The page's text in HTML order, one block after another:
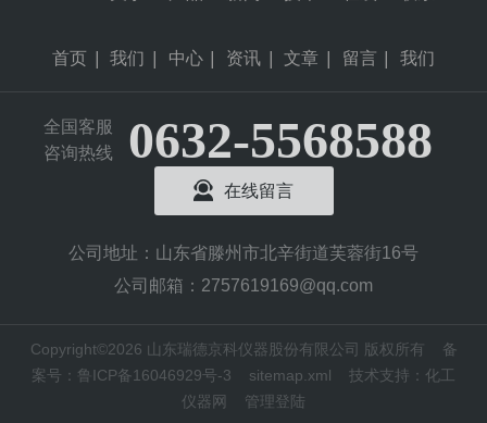
首页 我们 中心 资讯 文章 留言 我们
全国客服
咨询热线
0632-5568588
在线留言
公司地址：山东省滕州市北辛街道芙蓉街16号
公司邮箱：2757619169@qq.com
Copyright©2026 山东瑞德京科仪器股份有限公司 版权所有 备
案号：鲁ICP备16046929号-3
sitemap.xml 技术支持： 化工
仪器网
管理登陆